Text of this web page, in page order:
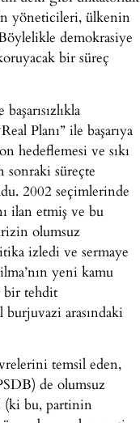
yöneticileri, ülkenin
demokrasiye
bir süreç
Planı” ile başarıya
hedeflemesi ve sıkı
sonraki süreçte
2002 seçimlerinde
ilan etmiş ve bu
olumsuz
izledi ve sermaye
yeni kamu
bir tehdit
arasındaki
temsil eden,
de olumsuz
(ki bu, partinin